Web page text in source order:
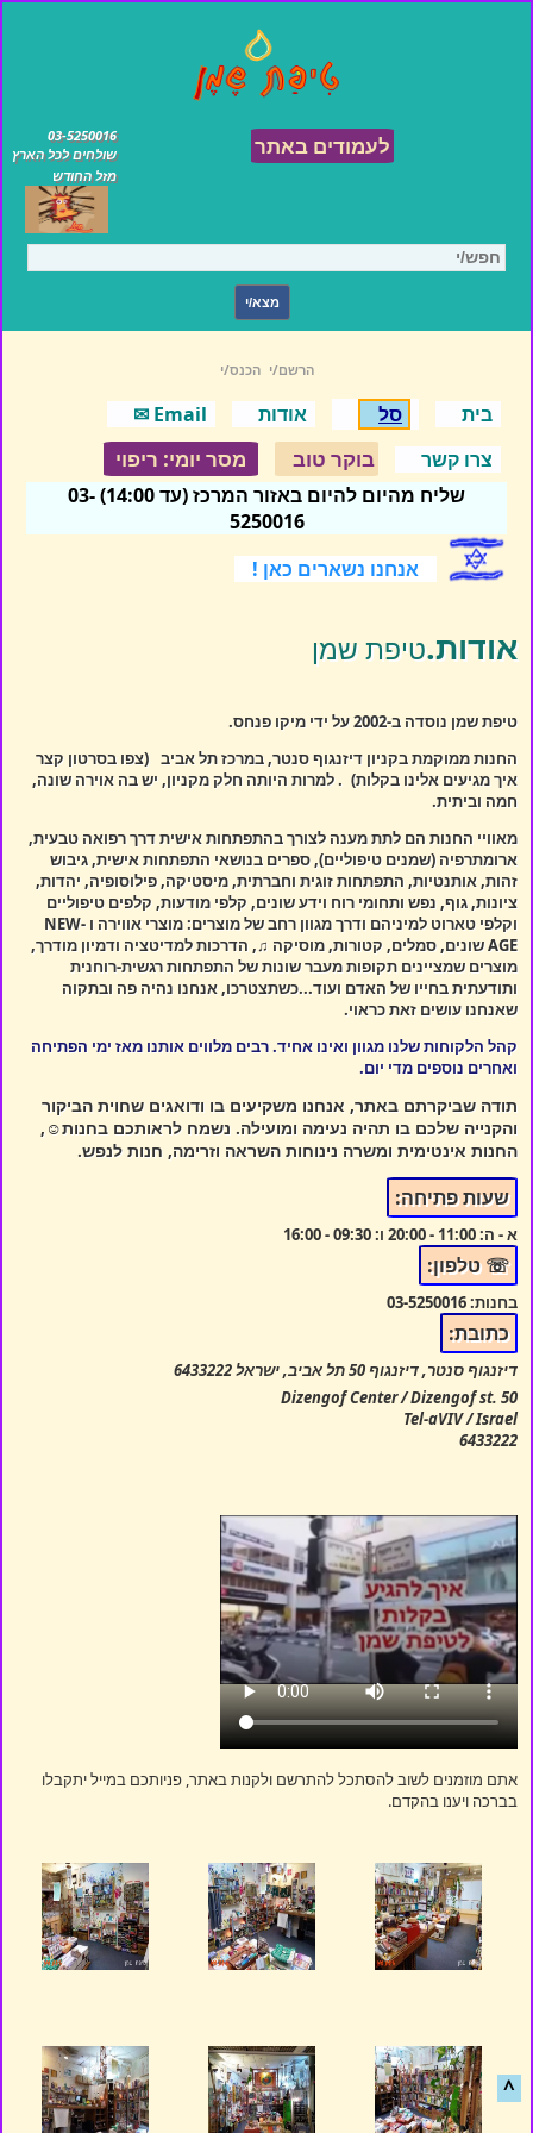
03-5250016
שולחים לכל הארץ
מזל החודש
לעמודים באתר
הרשם/י הכנס/י
בית סל אודות
Email ✉
צרו קשר
בוקר טוב מסר יומי: ריפוי
שליח מהיום להיום באזור המרכז (עד 14:00) 03-
5250016
אנחנו נשארים כאן !
אודות.טיפת שמן
טיפת שמן נוסדה ב-2002 על ידי מיקו פנחס.
החנות ממוקמת בקניון דיזנגוף סנטר, במרכז תל אביב (צפו בסרטון קצר
איך מגיעים אלינו בקלות) . למרות היותה חלק מקניון, יש בה אוירה שונה,
חמה וביתית.
מאוויי החנות הם לתת מענה לצורך בהתפתחות אישית דרך רפואה טבעית,
ארומתרפיה (שמנים טיפוליים), ספרים בנושאי התפתחות אישית, גיבוש
זהות, אותנטיות, התפתחות זוגית וחברתית, מיסטיקה, פילוסופיה, יהדות,
ציונות, גוף, נפש ותחומי רוח וידע שונים, קלפי מודעות, קלפים טיפוליים
וקלפי טארוט למיניהם ודרך מגוון רחב של מוצרים: מוצרי אווירה ו NEW-
AGE שונים, סמלים, קטורות, מוסיקה ♫, הדרכות למדיטציה ודמיון מודרך,
מוצרים שמציינים תקופות מעבר שונות של התפתחות רגשית-רוחנית
ותודעתית בחייו של האדם ועוד...כשתצטרכו, אנחנו נהיה פה ובתקוה
שאנחנו עושים זאת כראוי.
קהל הלקוחות שלנו מגוון ואינו אחיד. רבים מלווים אותנו מאז ימי הפתיחה
ואחרים נוספים מדי יום.
תודה שביקרתם באתר, אנחנו משקיעים בו ודואגים שחוית הביקור
והקנייה שלכם בו תהיה נעימה ומועילה. נשמח לראותכם בחנות☺,
החנות אינטימית ומשרה נינוחות השראה וזרימה, חנות לנפש.
שעות פתיחה:
א - ה:11:00 - 20:00 ו:09:30 - 16:00
☏ טלפון:
בחנות:03-5250016
כתובת:
דיזנגוף סנטר, דיזנגוף 50 תל אביב, ישראל 6433222
Dizengof Center / Dizengof st. 50
Tel-aVIV / Israel
6433222
אתם מוזמנים לשוב להסתכל להתרשם ולקנות באתר, פניותכם במייל יתקבלו
בברכה ויענו בהקדם.
^